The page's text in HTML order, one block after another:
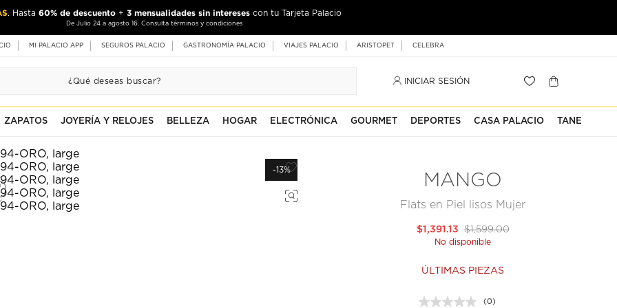
. Hasta 60% de descuento + 3 mensualidades sin intereses con tu Tarjeta Palacio
De Julio 24 a agosto 16. Consulta términos y condiciones
MI PALACIO APP SEGUROS PALACIO GASTRONOMÍA PALACIO VIAJES PALACIO ARISTOPET CELEBRA
INICIAR SESIÓN
ZAPATOS JOYERÍA Y RELOJES BELLEZA HOGAR ELECTRÓNICA GOURMET DEPORTES CASA PALACIO TANE
-13%
MANGO
Flats en Piel lisos Mujer
$1,599.00
$1,391.13
No disponible
ÚLTIMAS PIEZAS
(0)